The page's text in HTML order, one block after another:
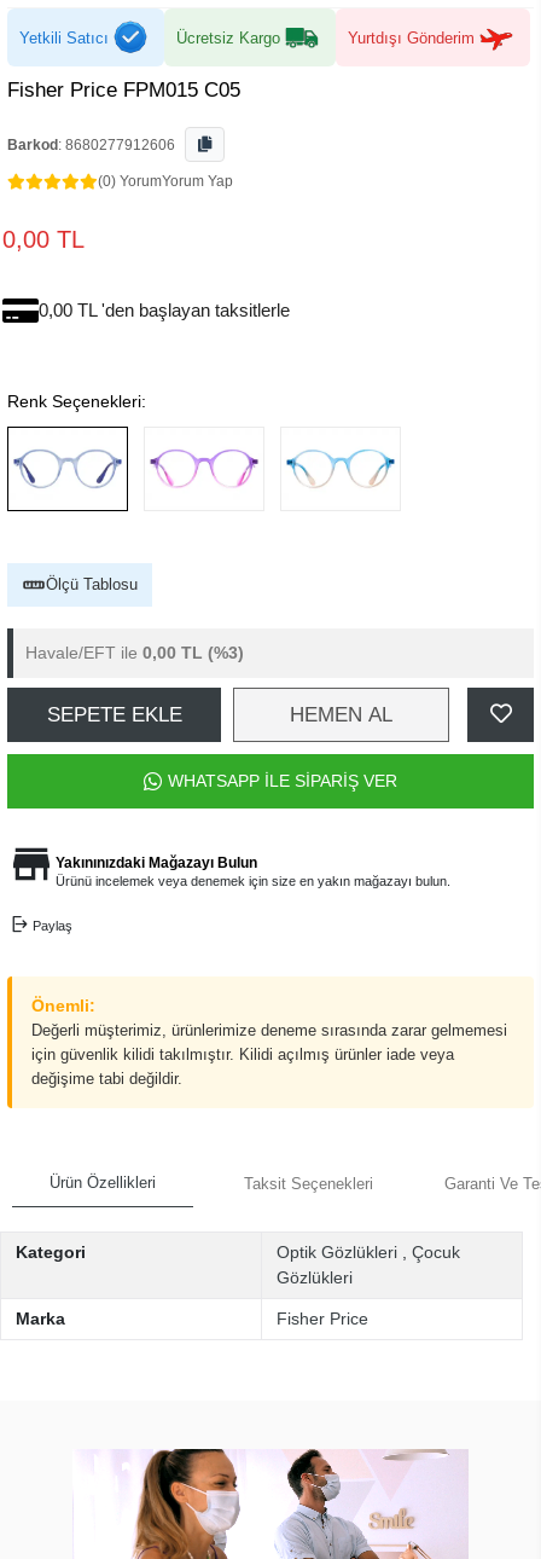
Yetkili Satıcı Ücretsiz Kargo Yurtdışı Gönderim
Fisher Price FPM015 C05
Barkod : 8680277912606
(0) YorumYorum Yap
0,00 TL
0,00 TL 'den başlayan taksitlerle
Renk Seçenekleri:
Ölçü Tablosu
Havale/EFT ile 0,00 TL (%3)
SEPETE EKLE HEMEN AL
WHATSAPP İLE SİPARİŞ VER
Yakınınızdaki Mağazayı Bulun
Ürünü incelemek veya denemek için size en yakın mağazayı bulun.
Paylaş
Önemli:
Değerli müşterimiz, ürünlerimize deneme sırasında zarar gelmemesi
için güvenlik kilidi takılmıştır. Kilidi açılmış ürünler iade veya
değişime tabi değildir.
Ürün Özellikleri Taksit Seçenekleri Garanti Ve
Kategori Optik Gözlükleri
Çocuk
Gözlükleri
Marka Fisher Price